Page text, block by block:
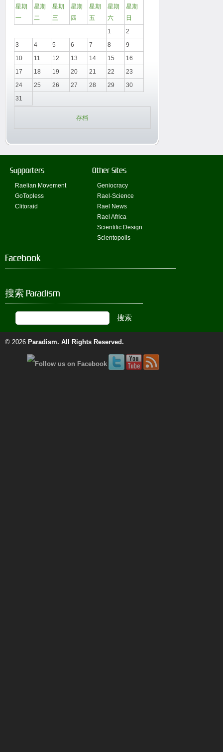
星期
一
星期
二
星期
三
星期
四
星期
五
星期
六
星期
日
1
2
3
4 5 6 7 8
9
10
11 12 13 14 15
16
17
18 19 20 21 22
23
24
25 26 27 28 29
30
31
存档
Supporters
Raelian Movement
GoTopless
Clitoraid
Other Sites
Geniocracy
Rael-Science
Rael News
Rael Africa
Scientific Design
Scientopolis
Facebook
搜索 Paradism
© 2026 Paradism. All Rights Reserved.